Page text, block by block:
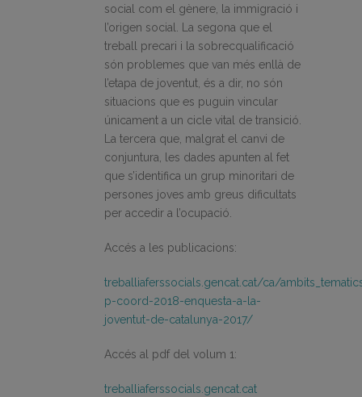
social com el gènere, la immigració i
l’origen social. La segona que el
treball precari i la sobrecqualificació
són problemes que van més enllà de
l’etapa de joventut, és a dir, no són
situacions que es puguin vincular
únicament a un cicle vital de transició.
La tercera que, malgrat el canvi de
conjuntura, les dades apunten al fet
que s’identifica un grup minoritari de
persones joves amb greus dificultats
per accedir a l’ocupació.
Accés a les publicacions:
treballiaferssocials.gencat.cat/ca/
p-coord-2018-enquesta-a-la-
joventut-de-catalunya-2017/
Accés al pdf del volum 1:
treballiaferssocials.gencat.cat